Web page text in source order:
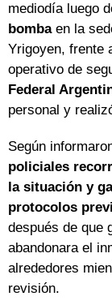
mediodía luego
bombaen la
Yrigoyen, frente
operativo de
Federal
personal y
Según
policiales
la situación y
protocolos
después de que
abandonara el
alrededores
revisión.